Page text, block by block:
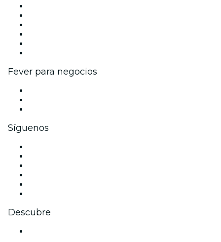
Fever para negocios
Síguenos
Descubre